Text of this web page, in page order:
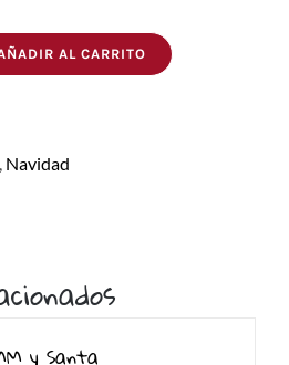
AL CARRITO
, Navidad
y Santa